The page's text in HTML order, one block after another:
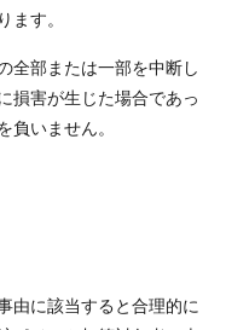
ます。
全部または一部を中断し
損害が生じた場合であっ
負いません。
由に該当すると合理的に